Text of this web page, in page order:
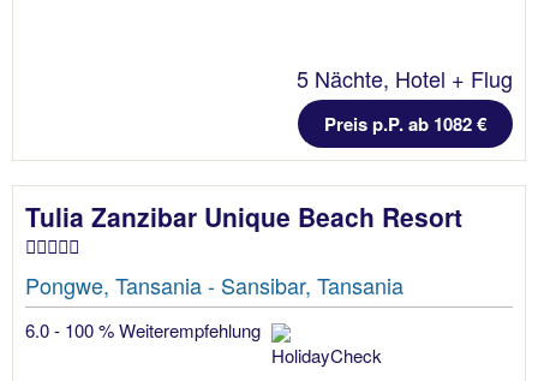
5 Nächte, Hotel + Flug
Preis p.P. ab 1082 €
Tulia Zanzibar Unique Beach Resort
Pongwe, Tansania - Sansibar, Tansania
6.0 - 100 % Weiterempfehlung